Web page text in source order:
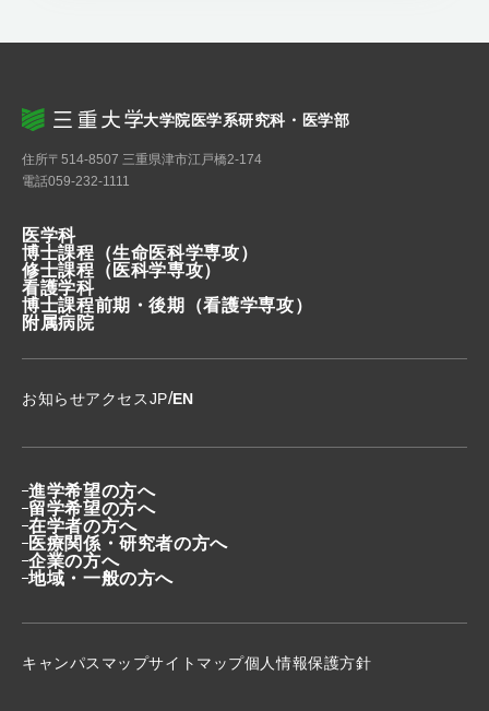
大学院医学系研究科・医学部
住所〒514-8507 三重県津市江戸橋2-174
電話059-232-1111
医学科
博士課程 （生命医科学専攻）
修士課程 （医科学専攻）
看護学科
博士課程前期・後期
（看護学専攻）
附属病院
お知らせアクセスJP/EN
進学希望の方へ
留学希望の方へ
在学者の方へ
医療関係・研究者の方へ
企業の方へ
地域・一般の方へ
キャンパスマップサイトマップ個人情報保護方針